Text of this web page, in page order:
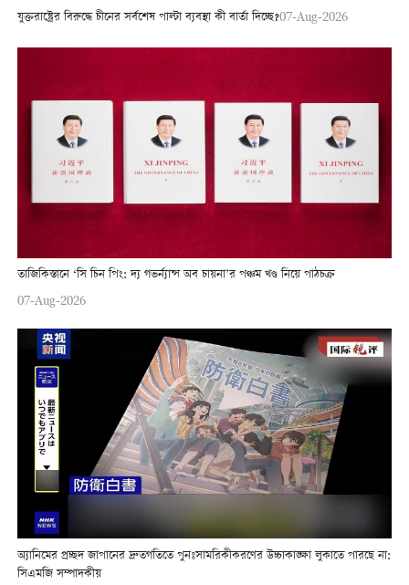
যুক্তরাষ্ট্রের বিরুদ্ধে চীনের সর্বশেষ পাল্টা ব্যবস্থা কী বার্তা দিচ্ছে?07-Aug-2026
তাজিকিস্তানে ‘সি চিন পিং: দ্য গভর্ন্যান্স অব চায়না’র পঞ্চম খণ্ড নিয়ে পাঠচক্র
07-Aug-2026
অ্যানিমের প্রচ্ছদ জাপানের দ্রুতগতিতে পুনঃসামরিকীকরণের উচ্চাকাঙ্ক্ষা লুকাতে পারছে না:
সিএমজি সম্পাদকীয়